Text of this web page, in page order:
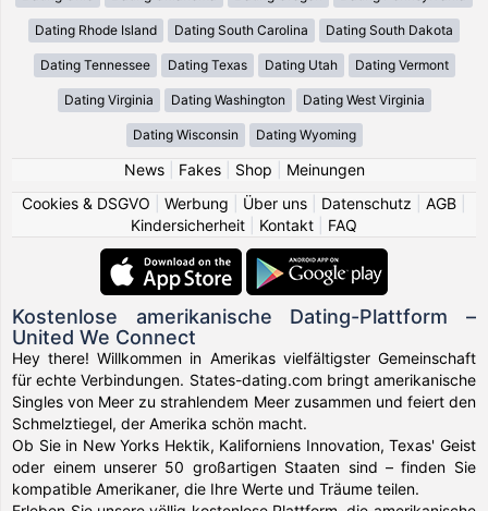
Dating Rhode Island Dating South Carolina Dating South Dakota
Dating Tennessee Dating Texas Dating Utah Dating Vermont
Dating Virginia Dating Washington Dating West Virginia
Dating Wisconsin Dating Wyoming
News| Fakes| Shop
Meinungen
Cookies & DSGVO
Werbung Über uns Datenschutz AGB
Kindersicherheit
Kontakt FAQ
Kostenlose amerikanische Dating-Plattform –
United We Connect
Hey there! Willkommen in Amerikas vielfältigster Gemeinschaft
für echte Verbindungen. States-dating.com bringt amerikanische
Singles von Meer zu strahlendem Meer zusammen und feiert den
Schmelztiegel, der Amerika schön macht.
Ob Sie in New Yorks Hektik, Kaliforniens Innovation, Texas' Geist
oder einem unserer 50 großartigen Staaten sind – finden Sie
kompatible Amerikaner, die Ihre Werte und Träume teilen.